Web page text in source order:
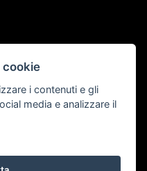
cookie
i contenuti e gli
media e analizzare il
- 20:00